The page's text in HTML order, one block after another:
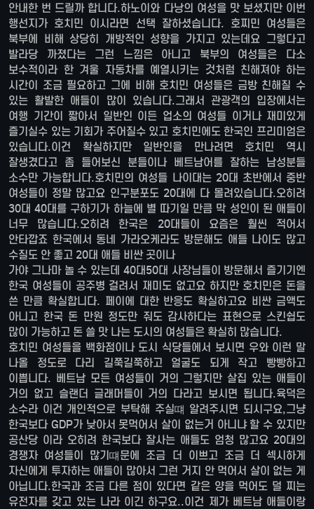
안내한 번 드릴까 합니다.하노이와 다낭의 여성을 맛 보셨지만 이번
행선지가 호치민 이시라면 선택 잘하셨습니다. 호찌민 여성들은
북부에 비해 상당히 개방적인 성향을 가지고 있는데요 그렇다고
발라당 까졌다는 그런 느낌은 아니고 북부의 여성들은 다소
보수적이라 한 겨울 자동차를 예열시키는 것처럼 친해져야 하는
시간이 조금 필요하고 그에 비해 호치민 여성들은 금방 친해질 수
있는 활발한 애들이 많이 있습니다.그래서 관광객의 입장에서는
여행 기간이 짧아서 일반인 이든 업소의 여성들 이거나 재미있게
즐기실수 있는 기회가 주어질수 있고 호치민에도 한국인 프리미엄은
있습니다.이건 확실하지만 일반인을 만나려면 호치민 역시
잘생겼다고 좀 들어보신 분들이나 베트남어를 잘하는 남성분들
소수만 가능합니다.호치민의 여성들 나이대는 20대 초반에서 중반
여성들이 정말 많고요 인구분포도 20대에 다 몰려있습니다.오히려
30대 40대를 구하기가 하늘에 별 따기일 만큼 막 성인이 된 애들이
너무 많습니다.오히려 한국은 20대들이 요즘은 훨씬 적어서
안타깝죠 한국에서 동네 가라오케라도 방문해도 애들 나이도 많고
수질도 안 좋고 20대 애들 비싼 곳이나
가야 그나마 놀 수 있는데 40대50대 사장님들이 방문해서 즐기기엔
한국 여성들이 공주병 걸려서 재미도 없고요 하지만 호치민은 돈을
쓴 만큼 확실합니다. 페이에 대한 반응도 확실하고요 비싼 금액도
아니고 한국 돈 만원 정도만 줘도 감사하다는 표현으로 스킨쉽도
많이 가능하고 돈 쓸 맛 나는 도시의 여성들은 확실히 많습니다.
호치민 여성들을 백화점이나 도시 식당들에서 보시면 우와 이런 말
나올 정도로 다리 길쭉길쭉하고 얼굴도 되게 작고 빵빵하고
이쁩니다. 베트남 모든 여성들이 거의 그렇지만 살집 있는 애들이
거의 없고 슬랜더 글래머들이 거의 다라고 보시면 됩니다.육덕은
소수라 이건 개인적으로 부탁해 주실떄 알려주시면 되시구요,그냥
한국보다 GDP가 낮아서 못먹어서 살이 없는거 아니냐 할 수 있지만
공산당 이라 오히려 한국보다 잘사는 애들도 엄청 많고요 20대의
경쟁자 여성들이 많기떄문에 조금 더 이쁘고 조금 더 섹시하게
자신에게 투자하는 애들이 많아서 그런 거지 안 먹어서 살이 없는 게
아닙니다.한국과 조금 다른 점이 있다면 같은 양을 먹어도 덜 찌는
유전자를 갖고 있는 나라 이긴 하구요..이건 제가 베트남 애들이랑